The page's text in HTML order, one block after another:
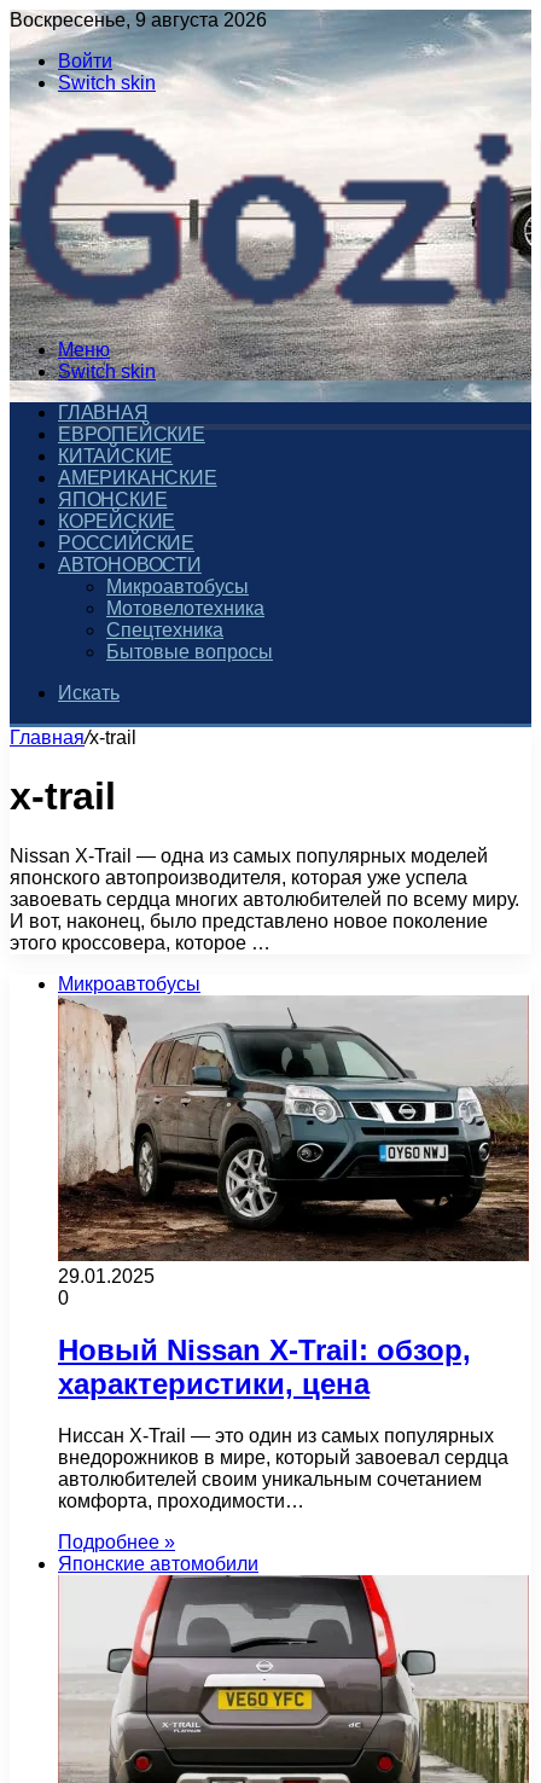
Воскресенье, 9 августа 2026
Войти
Switch skin
Меню
Switch skin
ГЛАВНАЯ
ЕВРОПЕЙСКИЕ
КИТАЙСКИЕ
АМЕРИКАНСКИЕ
ЯПОНСКИЕ
КОРЕЙСКИЕ
РОССИЙСКИЕ
АВТОНОВОСТИ
Микроавтобусы
Мотовелотехника
Спецтехника
Бытовые вопросы
Искать
Главная/x-trail
x-trail
Nissan X-Trail — одна из самых популярных моделей
японского автопроизводителя, которая уже успела
завоевать сердца многих автолюбителей по всему миру.
И вот, наконец, было представлено новое поколение
этого кроссовера, которое …
Микроавтобусы
29.01.2025
0
Новый Nissan X-Trail: обзор,
характеристики, цена
Ниссан X-Trail — это один из самых популярных
внедорожников в мире, который завоевал сердца
автолюбителей своим уникальным сочетанием
комфорта, проходимости…
Подробнее »
Японские автомобили